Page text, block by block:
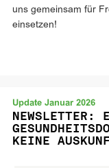
uns gemeinsam für
einsetzen!
Update Januar 2026
NEWSLETTER:
KEINE